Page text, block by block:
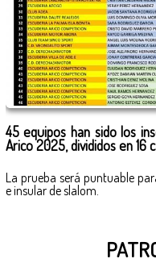
45 equipos han sido los
Arico 2025, divididos en 16
La prueba será puntuable
e insular de slalom.